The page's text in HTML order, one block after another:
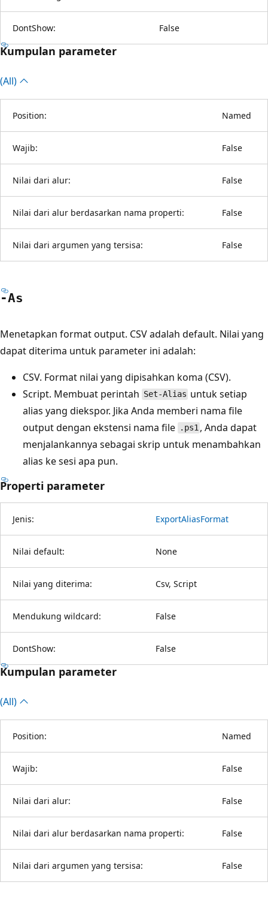
DontShow: False
Kumpulan parameter
(All)
Position: Named
Wajib: False
Nilai dari alur: False
Nilai dari alur berdasarkan nama properti: False
Nilai dari argumen yang tersisa: False
-As
Menetapkan format output. CSV adalah default. Nilai yang
dapat diterima untuk parameter ini adalah:
CSV. Format nilai yang dipisahkan koma (CSV).
Script. Membuat perintah Set-Alias untuk setiap
alias yang diekspor. Jika Anda memberi nama file
output dengan ekstensi nama file
.ps1 , Anda dapat
menjalankannya sebagai skrip untuk menambahkan
alias ke sesi apa pun.
Properti parameter
Jenis: ExportAliasFormat
Nilai default: None
Nilai yang diterima: Csv, Script
Mendukung wildcard: False
DontShow: False
Kumpulan parameter
(All)
Position: Named
Wajib: False
Nilai dari alur: False
Nilai dari alur berdasarkan nama properti: False
Nilai dari argumen yang tersisa: False